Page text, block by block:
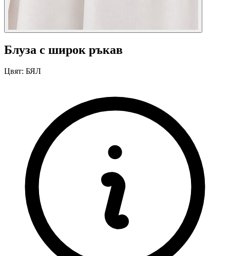
Блуза с широк ръкав
Цвят: БЯЛ